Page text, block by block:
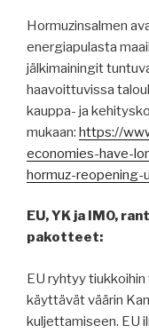
Hormuzinsalmen
energiapulasta
jälkimainingit
haavoittuvissa
kauppa- ja
mukaan: https://
economies-have-
hormuz-reopening-
EU, YK ja IMO,
pakotteet:
EU ryhtyy
käyttävät väärin
kuljettamiseen. EU